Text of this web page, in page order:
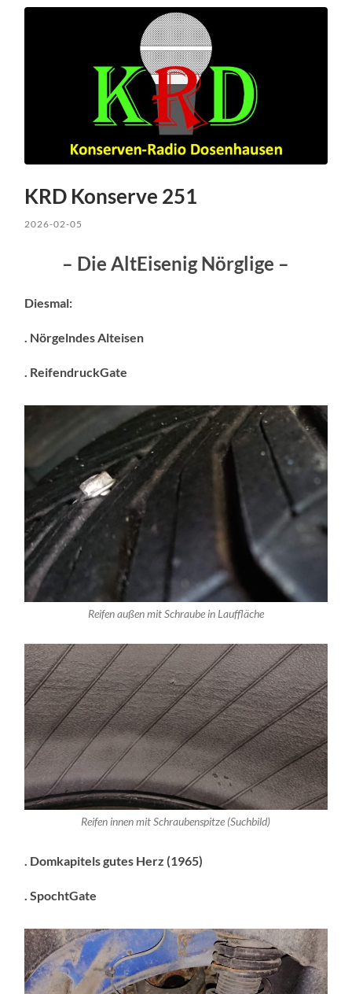
KRD Konserve 251
2026-02-05
– Die AltEisenig Nörglige –
Diesmal:
. Nörgelndes Alteisen
. ReifendruckGate
Reifen außen mit Schraube in Lauffläche
Reifen innen mit Schraubenspitze (Suchbild)
. Domkapitels gutes Herz (1965)
. SpochtGate